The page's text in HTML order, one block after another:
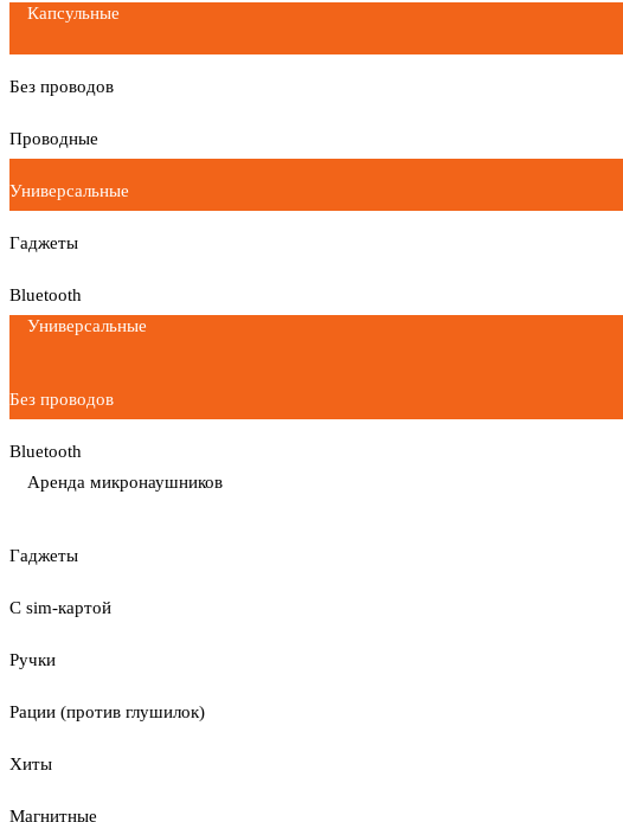
Капсульные
Без проводов
Проводные
Универсальные
Гаджеты
Bluetooth
Универсальные
Без проводов
Bluetooth
Аренда микронаушников
Гаджеты
С sim-картой
Ручки
Рации (против глушилок)
Хиты
Магнитные